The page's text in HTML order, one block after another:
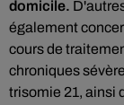
domicile.
également
cours de
chroniques
trisomie 21, ainsi